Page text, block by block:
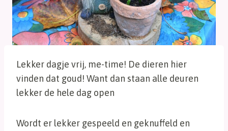
Lekker dagje vrij, me-time! De dieren hier
vinden dat goud! Want dan staan alle deuren
lekker de hele dag open
Wordt er lekker gespeeld en geknuffeld en